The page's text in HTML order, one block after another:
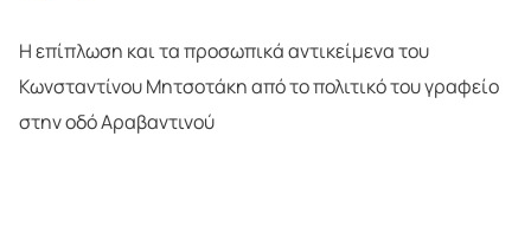
Η επίπλωση και τα προσωπικά αντικείμενα του
Κωνσταντίνου Μητσοτάκη από το πολιτικό του γραφείο
στην οδό Αραβαντινού